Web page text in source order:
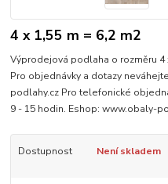
4 x 1,55 m = 6,2 m2
Výprodejová podlaha o rozměru 4
Pro objednávky a dotazy
podlahy.cz Pro telefonické
9 - 15 hodin. Eshop: www.obaly-
Dostupnost Není skladem